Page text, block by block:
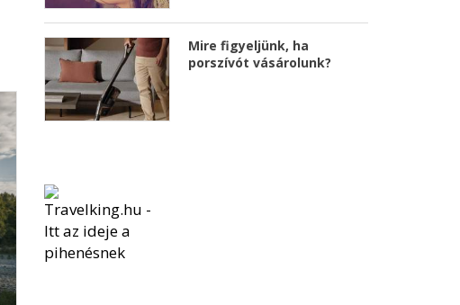
Mire figyeljünk, ha
porszívót vásárolunk?